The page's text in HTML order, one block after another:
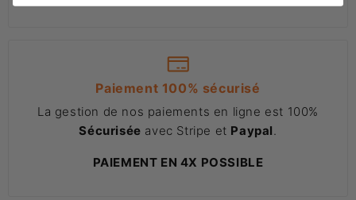
Paiement 100% sécurisé
La gestion de nos paiements en ligne est 100%
Sécurisée avec Stripe et Paypal
PAIEMENT EN 4X POSSIBLE